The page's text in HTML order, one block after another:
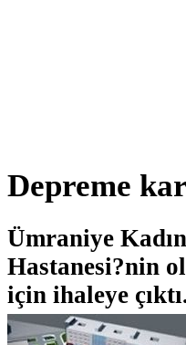
Depreme
Ümraniye
Hastanesi?nin
için ihaleye